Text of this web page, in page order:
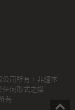
司所有，非經本
任何形式之媒
有